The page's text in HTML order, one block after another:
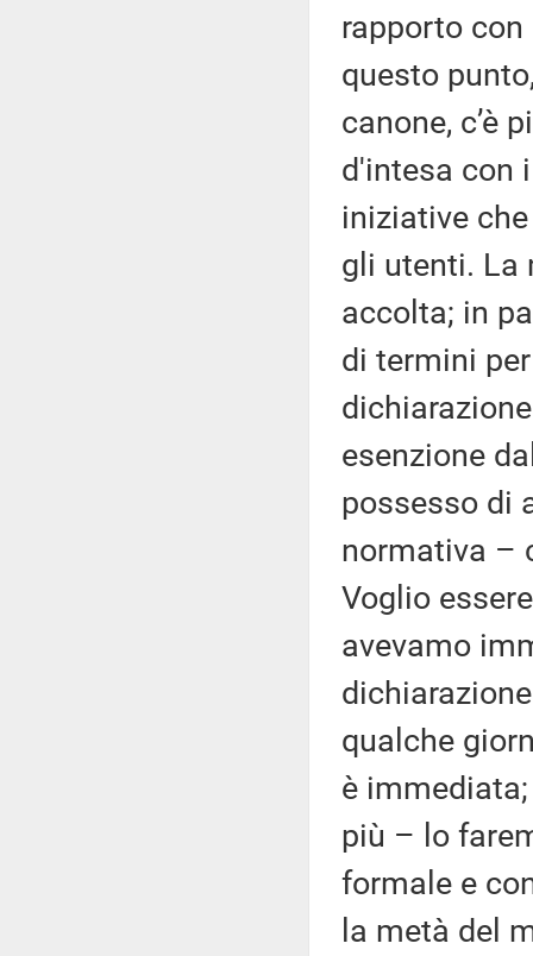
rapporto
questo
canone, c’è
d'intesa con
iniziative
gli utenti. La
accolta; in
di termini
esenzione
possesso di
normativa –
Voglio
avevamo
qualche
è
più – lo
formale e
la metà del